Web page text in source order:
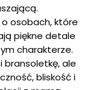
osobach, które
piękne detale
charakterze.
bransoletkę, ale
bliskość i